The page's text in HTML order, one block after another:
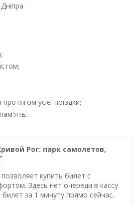
усієї поїздки;
Рог: парк самолетов,
купить билет с
Здесь нет очереди в кассу
за 1 минуту прямо сейчас.